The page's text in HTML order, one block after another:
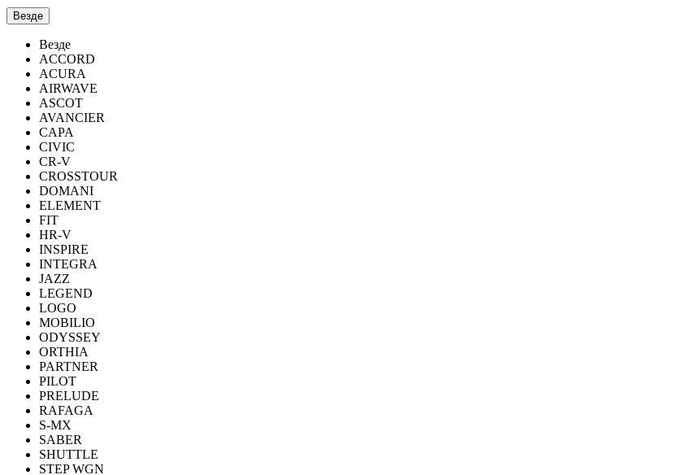
Везде
Везде
ACCORD
ACURA
AIRWAVE
ASCOT
AVANCIER
CAPA
CIVIC
CR-V
CROSSTOUR
DOMANI
ELEMENT
FIT
HR-V
INSPIRE
INTEGRA
JAZZ
LEGEND
LOGO
MOBILIO
ODYSSEY
ORTHIA
PARTNER
PILOT
PRELUDE
RAFAGA
S-MX
SABER
SHUTTLE
STEP WGN